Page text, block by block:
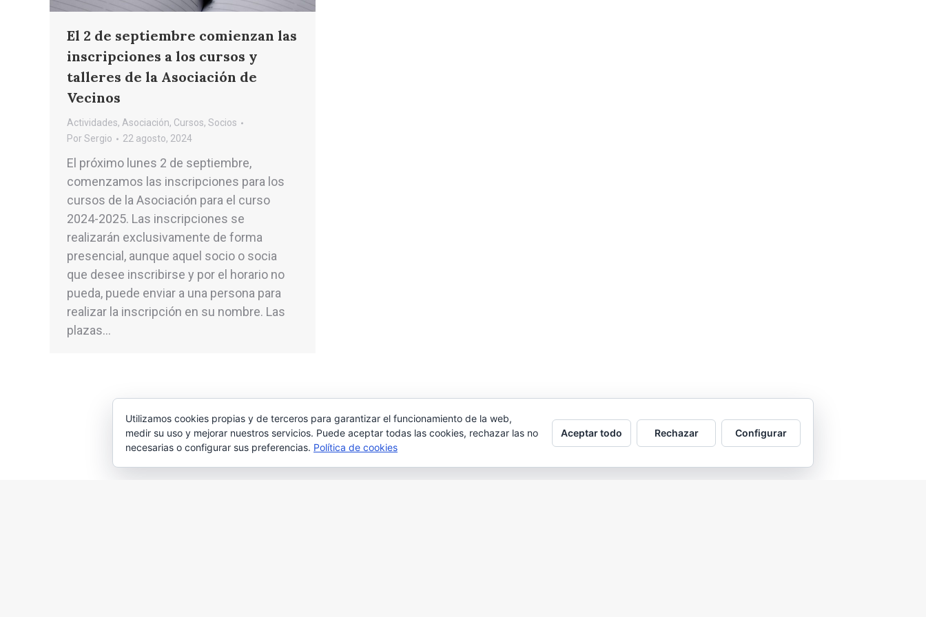
El 2 de septiembre comienzan las
inscripciones a los cursos y
talleres de la Asociación de
Vecinos
Actividades, Asociación, Cursos, Socios
PorSergio 22 agosto, 2024
El próximo lunes 2 de septiembre,
comenzamos las inscripciones para los
cursos de la Asociación para el curso
2024-2025. Las inscripciones se
realizarán exclusivamente de forma
presencial, aunque aquel socio o socia
que desee inscribirse y por el horario no
pueda, puede enviar a una persona para
realizar la inscripción en su nombre. Las
plazas…
2026 © Asociación Vecinal Tío Jorge - Arrabal |
Utilizamos cookies propias y de terceros para garantizar el funcionamiento de la web,
medir su uso y mejorar nuestros servicios. Puede aceptar todas las cookies, rechazar las no
necesarias o configurar sus preferencias. Política de cookies
Aceptar todo Rechazar Configurar